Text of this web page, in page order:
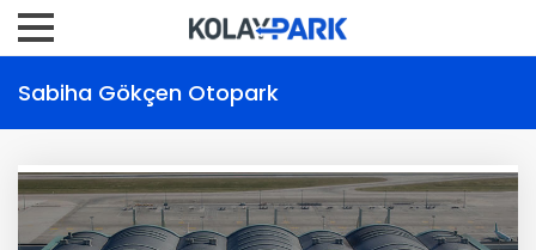
Sabiha Gökçen Otopark